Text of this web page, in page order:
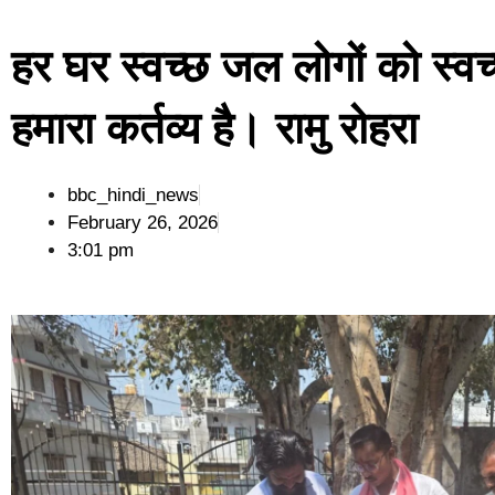
हर घर स्वच्छ जल लोगों को
हमारा कर्तव्य है। रामु रोहरा
bbc_hindi_news
February 26, 2026
3:01 pm